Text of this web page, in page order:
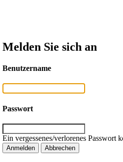
Melden Sie sich an
Benutzername
Passwort
Ein vergessenes/verlorenes Passwort